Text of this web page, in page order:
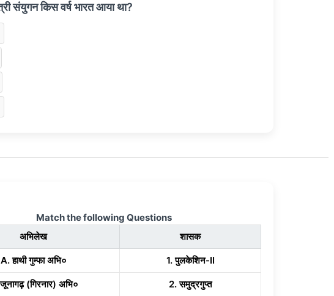
संयुगन किस वर्ष भारत आया था?
Match the following Questions
अभिलेख
शासक
A. हाथी गुम्फा अभि० 1. पुलकेशिन-II
(गिरनार) अभि० 2. समुद्रगुप्त